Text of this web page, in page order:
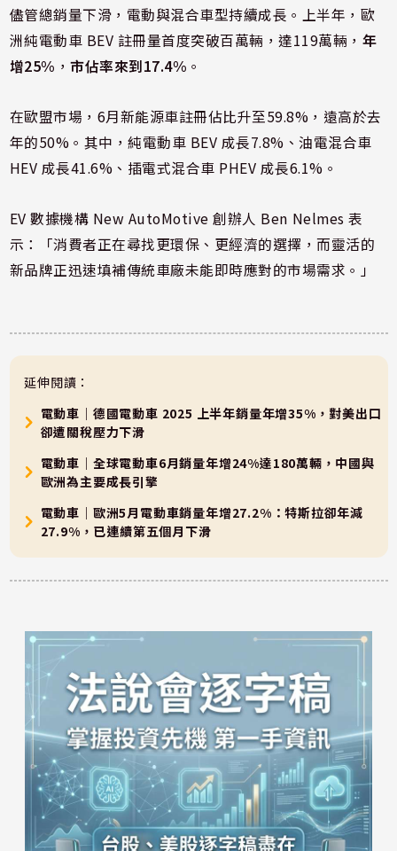
儘管總銷量下滑，電動與混合車型持續成長。上半年，歐
洲純電動車 BEV 註冊量首度突破百萬輛，達119萬輛， 年
增25% ，市佔率來到17.4% 。
在歐盟市場，6月新能源車註冊佔比升至59.8%，遠高於去
年的50%。其中，純電動車 BEV 成長7.8%、油電混合車
HEV 成長41.6%、插電式混合車 PHEV 成長6.1%。
EV 數據機構 New AutoMotive 創辦人 Ben Nelmes 表
示：「消費者正在尋找更環保、更經濟的選擇，而靈活的
新品牌正迅速填補傳統車廠未能即時應對的市場需求。」
延伸閱讀：
電動車｜德國電動車 2025 上半年銷量年增35%，對美出口
卻遭關稅壓力下滑
電動車｜全球電動車6月銷量年增24%達180萬輛，中國與
歐洲為主要成長引擎
電動車｜歐洲5月電動車銷量年增27.2%：特斯拉卻年減
27.9%，已連續第五個月下滑